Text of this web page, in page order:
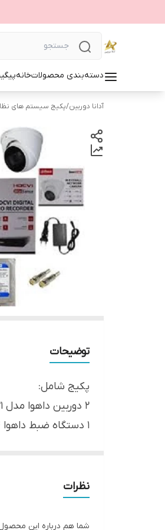
دسته‌بندی محصولاتخانه
آدانا دوربین/پکیج سیستم های
توضیحات
پکیج شامل:
۲ دوربین داهوا مدل B1a21 , T1a21 به انتخاب مشتری
۱ دستگاه ضبط داهوا 1b04 با ظرفیت 4کانال
4عدد فیش تصویر
دارای گارانتی اصلی
نظرات
شما هم درباره این